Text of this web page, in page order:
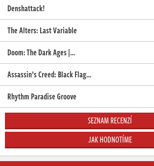
Denshattack!
The Alters: Last Variable
Doom: The Dark Ages |…
Assassin’s Creed: Black Flag…
Rhythm Paradise Groove
SEZNAM RECENZÍ
JAK HODNOTÍME